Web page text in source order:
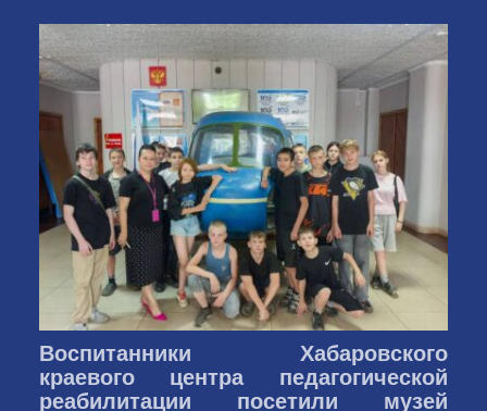
Воспитанники Хабаровского
краевого центра педагогической
реабилитации посетили музей